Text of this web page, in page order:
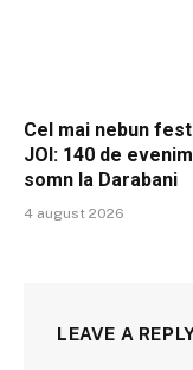
Cel mai nebun
JOI: 140 de
somn la Darabani
4 august 2026
LEAVE A